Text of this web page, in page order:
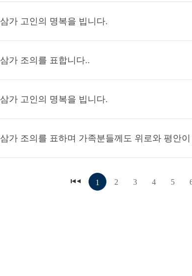
삼가 고인의 명복을 빕니다.
삼가 조의를 표합니다..
삼가 고인의 명복을 빕니다.
삼가 조의를 표하며 가족분들께도 위로와 평안
1 2 3 4 5